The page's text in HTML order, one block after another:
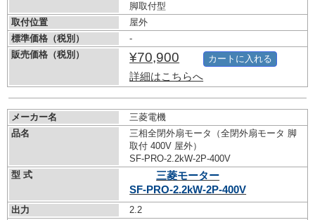
脚取付型
取付位置
屋外
標準価格（税別）
-
販売価格（税別）
¥70,900
詳細はこちらへ
カートに入れる
メーカー名
三菱電機
品名
三相全閉外扇モータ（全閉外扇モータ 脚
取付 400V 屋外）
SF-PRO-2.2kW-2P-400V
型 式
三菱モーター
SF-PRO-2.2kW-2P-400V
出力
2.2